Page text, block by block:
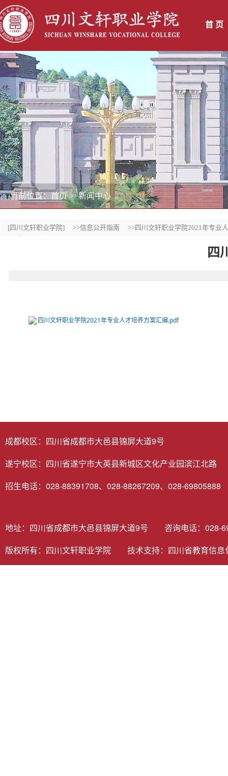
[四川文轩职业学院] >>信息公开指南 >>四川文轩职业学院2021年专业
四
四川文轩职业学院2021年专业人才培养方案汇编.pdf
成都校区：四川省成都市大邑县锦屏大道9号
遂宁校区：四川省遂宁市大英县新城区文化产业园滨江北路
招生电话：028-88391708、028-88267209、028-69805888
地址：四川省成都市大邑县锦屏大道9号 咨询电话：
版权所有：四川文轩职业学院 技术支持： 四川省教育信
当前位置：首页>>新闻中心
首 页